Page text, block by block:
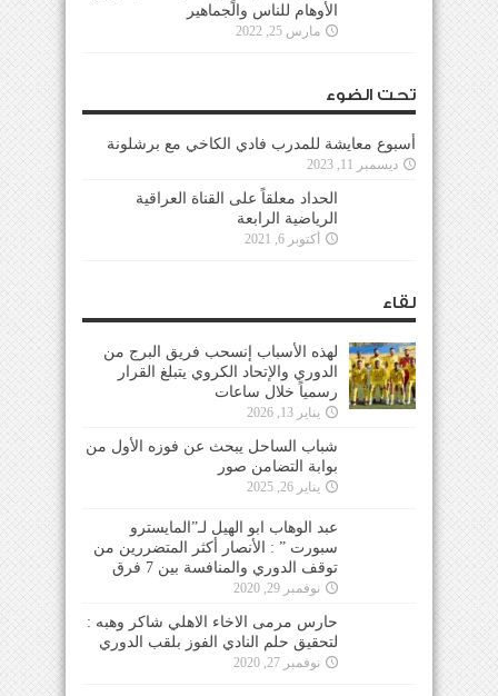
الأوهام للناس والجماهير
مارس 25, 2022
تحت الضوء
أسبوع معايشة للمدرب فادي الكاخي مع برشلونة
ديسمبر 11, 2023
الحداد معلقاً على القناة العراقية
الرياضية الرابعة
أكتوبر 6, 2021
لقاء
لهذه الأسباب إنسحب فريق البرج من
الدوري والإتحاد الكروي يتبلغ القرار
رسمياً خلال ساعات
يناير 13, 2026
شباب الساحل يبحث عن فوزه الأول من
بوابة التضامن صور
يناير 26, 2025
عبد الوهاب ابو الهيل لـ”المايسترو
سبورت ” : الأنصار أكثر المتضررين من
توقف الدوري والمنافسة بين 7 فرق
نوفمبر 29, 2020
حارس مرمى الاخاء الاهلي شاكر وهبه :
لتحقيق حلم النادي الفوز بلقب الدوري
نوفمبر 27, 2020